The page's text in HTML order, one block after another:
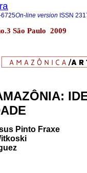
On-line version ISSN
São Paulo 2009
Pinto Fraxe